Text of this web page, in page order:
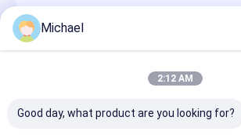
Limpiador ultrasónico de las piezas
Limpiador ultrasónico del carburador
Limpiador ultrasónico industrial
Recommended Products
Limpiador dental por ultrasonidos
Limpieza por ultrasonidos de electrónica
Limpiador de motores por ultrasonidos
Limpiador médico por ultrasonidos
Limpiador ultrasónico digital / mecánico
...y más.
Proporcionamos capacitación técnica
Michael
2:12 AM
Good day, what product are you looking for?